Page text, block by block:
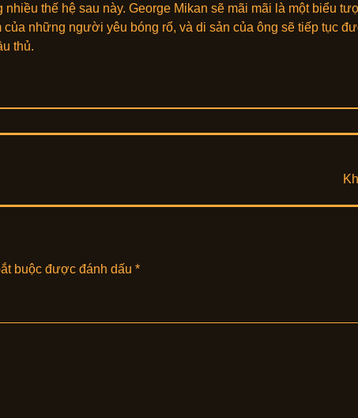
nhiều thế hệ sau này. George Mikan sẽ mãi mãi là một biểu
của những người yêu bóng rổ, và di sản của ông sẽ tiếp tục
thủ.
buộc được đánh dấu *